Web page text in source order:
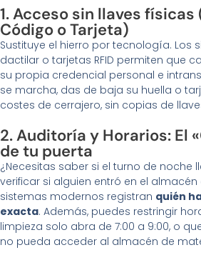
1. Acceso sin llaves
Código o Tarjeta)
Sustituye el hierro por tecnología. Los
dactilar o tarjetas RFID permiten que
su propia credencial personal e
se marcha, das de baja su huella o
costes de cerrajero, sin copias de
2. Auditoría y Horarios: El
de tu puerta
¿Necesitas saber si el turno de noche
verificar si alguien entró en el almacén
sistemas modernos registran quién
exacta. Además, puedes restringir
limpieza solo abra de 7:00 a 9:00, o
no pueda acceder al almacén de